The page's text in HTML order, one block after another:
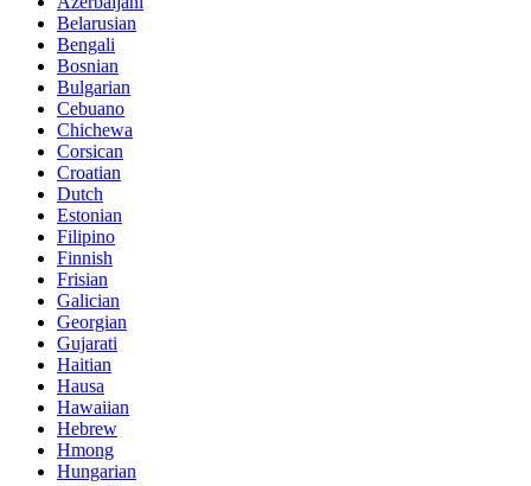
Belarusian
Bengali
Bosnian
Bulgarian
Cebuano
Chichewa
Corsican
Croatian
Dutch
Estonian
Filipino
Finnish
Frisian
Galician
Georgian
Gujarati
Haitian
Hausa
Hawaiian
Hebrew
Hmong
Hungarian